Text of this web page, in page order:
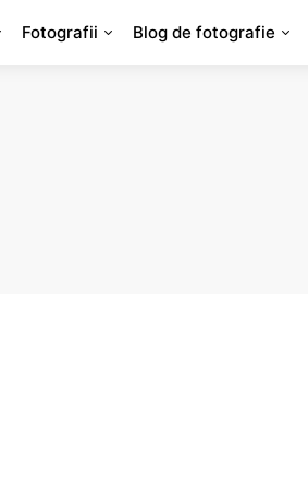
Fotografii Blog de fotografie